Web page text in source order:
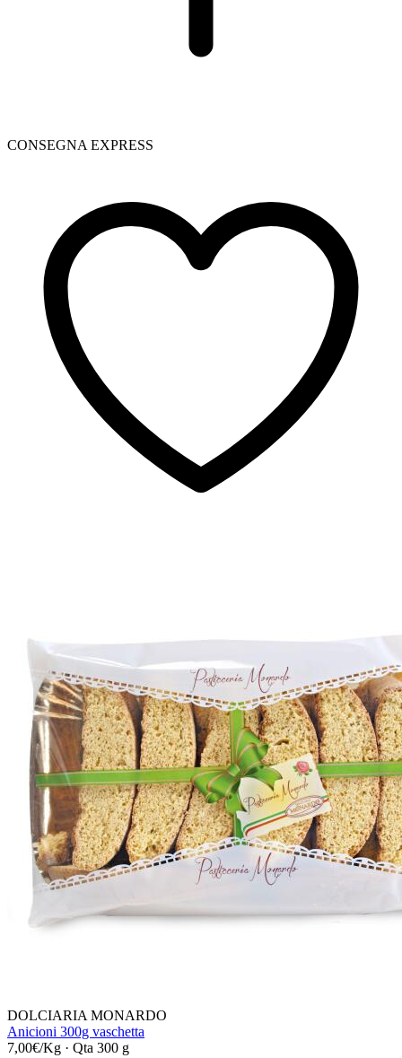
CONSEGNA EXPRESS
DOLCIARIA MONARDO
Anicioni 300g vaschetta
7,00€/Kg · Qta 300 g